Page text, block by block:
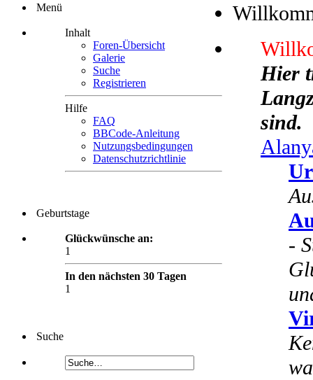
Menü
Inhalt
Foren-Übersicht
Galerie
Suche
Registrieren
Hilfe
FAQ
BBCode-Anleitung
Nutzungsbedingungen
Datenschutzrichtlinie
Geburtstage
Glückwünsche an:
1
In den nächsten 30 Tagen
1
Suche
Hier
sind.
-